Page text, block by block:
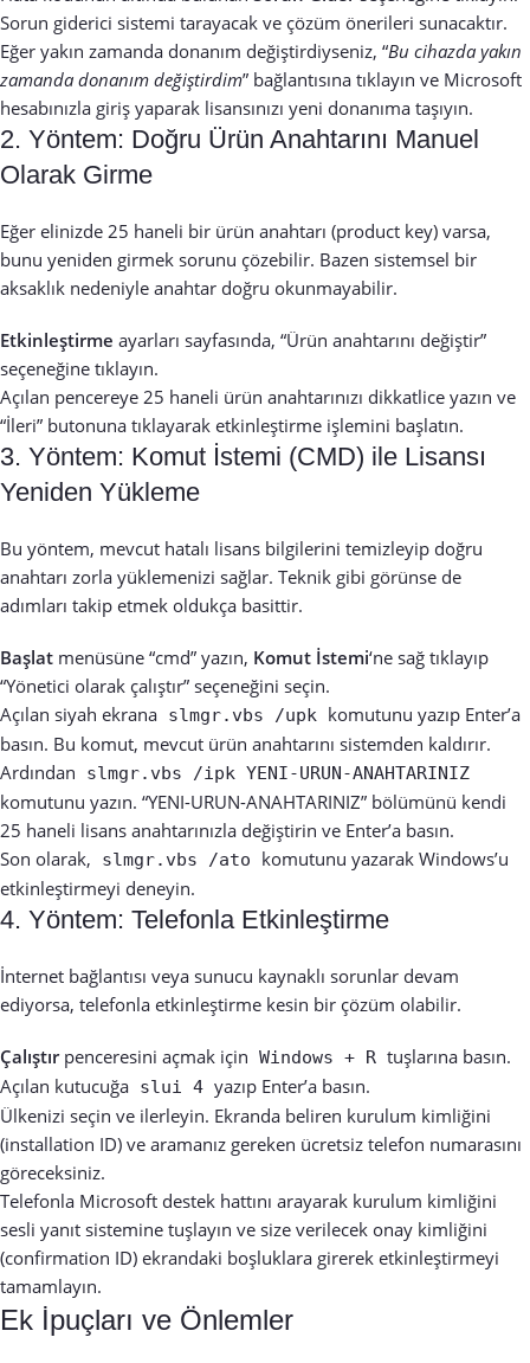
Sorun giderici sistemi tarayacak ve çözüm önerileri sunacaktır.
Eğer yakın zamanda donanım değiştirdiyseniz, “Bu cihazda yakın
zamanda donanım değiştirdim” bağlantısına tıklayın ve Microsoft
hesabınızla giriş yaparak lisansınızı yeni donanıma taşıyın.
2. Yöntem: Doğru Ürün Anahtarını Manuel
Olarak Girme
Eğer elinizde 25 haneli bir ürün anahtarı (product key) varsa,
bunu yeniden girmek sorunu çözebilir. Bazen sistemsel bir
aksaklık nedeniyle anahtar doğru okunmayabilir.
Etkinleştirme ayarları sayfasında, “Ürün anahtarını değiştir”
seçeneğine tıklayın.
Açılan pencereye 25 haneli ürün anahtarınızı dikkatlice yazın ve
“İleri” butonuna tıklayarak etkinleştirme işlemini başlatın.
3. Yöntem: Komut İstemi (CMD) ile Lisansı
Yeniden Yükleme
Bu yöntem, mevcut hatalı lisans bilgilerini temizleyip doğru
anahtarı zorla yüklemenizi sağlar. Teknik gibi görünse de
adımları takip etmek oldukça basittir.
Başlat menüsüne “cmd” yazın, Komut İstemi‘ne sağ tıklayıp
“Yönetici olarak çalıştır” seçeneğini seçin.
Açılan siyah ekrana slmgr.vbs /upk komutunu yazıp Enter’a
basın. Bu komut, mevcut ürün anahtarını sistemden kaldırır.
Ardından
slmgr.vbs /ipk YENI-URUN-ANAHTARINIZ
komutunu yazın. “YENI-URUN-ANAHTARINIZ” bölümünü kendi
25 haneli lisans anahtarınızla değiştirin ve Enter’a basın.
Son olarak,
slmgr.vbs /ato
komutunu yazarak Windows’u
etkinleştirmeyi deneyin.
4. Yöntem: Telefonla Etkinleştirme
İnternet bağlantısı veya sunucu kaynaklı sorunlar devam
ediyorsa, telefonla etkinleştirme kesin bir çözüm olabilir.
Çalıştırpenceresini açmak için Windows + R tuşlarına basın.
Açılan kutucuğa slui 4 yazıp Enter’a basın.
Ülkenizi seçin ve ilerleyin. Ekranda beliren kurulum kimliğini
(installation ID) ve aramanız gereken ücretsiz telefon numarasını
göreceksiniz.
Telefonla Microsoft destek hattını arayarak kurulum kimliğini
sesli yanıt sistemine tuşlayın ve size verilecek onay kimliğini
(confirmation ID) ekrandaki boşluklara girerek etkinleştirmeyi
tamamlayın.
Ek İpuçları ve Önlemler